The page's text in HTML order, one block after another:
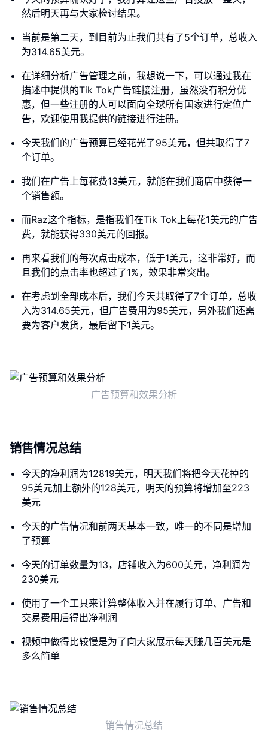
然后明天再与大家检讨结果。
当前是第二天，到目前为止我们共有了5个订单，总收入
为314.65美元。
在详细分析广告管理之前，我想说一下，可以通过我在
描述中提供的Tik Tok广告链接注册，虽然没有积分优
惠，但一些注册的人可以面向全球所有国家进行定位广
告，欢迎使用我提供的链接进行注册。
今天我们的广告预算已经花光了95美元，但共取得了7
个订单。
我们在广告上每花费13美元，就能在我们商店中获得一
个销售额。
而Raz这个指标，是指我们在Tik Tok上每花1美元的广告
费，就能获得330美元的回报。
再来看我们的每次点击成本，低于1美元，这非常好，而
且我们的点击率也超过了1%，效果非常突出。
在考虑到全部成本后，我们今天共取得了7个订单，总收
入为314.65美元，但广告费用为95美元，另外我们还需
要为客户发货，最后留下1美元。
广告预算和效果分析
销售情况总结
今天的净利润为12819美元，明天我们将把今天花掉的
95美元加上额外的128美元，明天的预算将增加至223
美元
今天的广告情况和前两天基本一致，唯一的不同是增加
了预算
今天的订单数量为13，店铺收入为600美元，净利润为
230美元
使用了一个工具来计算整体收入并在履行订单、广告和
交易费用后得出净利润
视频中做得比较慢是为了向大家展示每天赚几百美元是
多么简单
销售情况总结